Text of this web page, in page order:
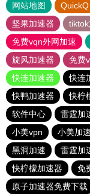
网站地图 QuickQ
坚果加速器
免费vqn外网加速
旋风加速器
免费
快连加速器
快连
快鸭加速器
快柠
软件中心
雷霆加
小美vpn
小美加
黑洞加速
雷霆加
快柠檬加速器
免
原子加速器免费下载